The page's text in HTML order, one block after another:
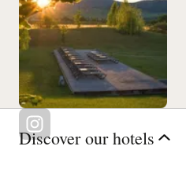
Discover our hotels